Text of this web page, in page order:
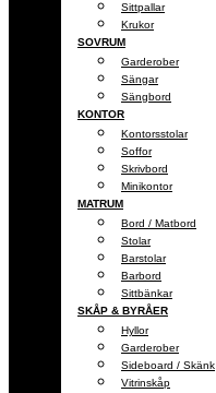
Sittpallar
Krukor
SOVRUM
Garderober
Sängar
Sängbord
KONTOR
Kontorsstolar
Soffor
Skrivbord
Minikontor
MATRUM
Bord / Matbord
Stolar
Barstolar
Barbord
Sittbänkar
SKÅP & BYRÅER
Hyllor
Garderober
Sideboard / Skänk
Vitrinskåp